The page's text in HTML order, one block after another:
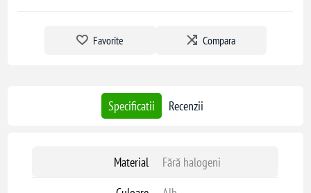
Favorite Compara
Specificatii Recenzii
Material
Fără halogeni